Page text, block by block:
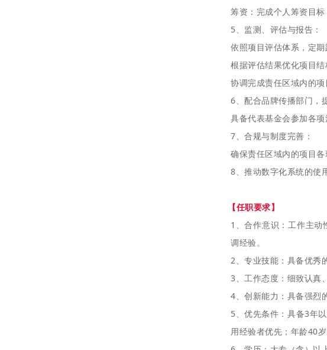
筹资：完成个人筹资目
5、监测、评估与报告：
依照项目评估体系，定期
根据评估结果优化项目
协调完成责任区域内的项
6、配合品牌传播部门，
具备代表基金会参加各项
7、合规与制度完善：
确保责任区域内的项目各
8、推动数字化系统的使用
【任职要求】
1、合作意识：工作主动
调经验。
2、专业技能：具备优秀
3、工作态度：细致认真
4、创新能力：具备强烈
5、优先条件：具备3年
用经验者优先；年龄40岁